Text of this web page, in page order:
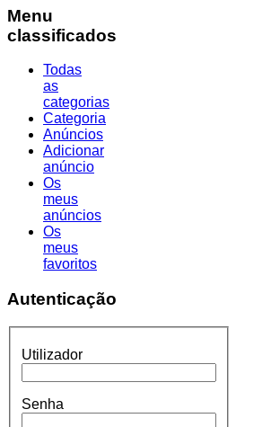
Menu
classificados
Todas
as
categorias
Categoria
Anúncios
Adicionar
anúncio
Os
meus
anúncios
Os
meus
favoritos
Autenticação
Utilizador
Senha